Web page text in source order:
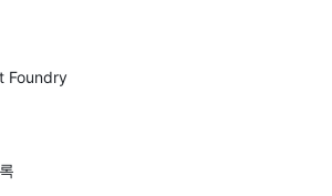
Foundry